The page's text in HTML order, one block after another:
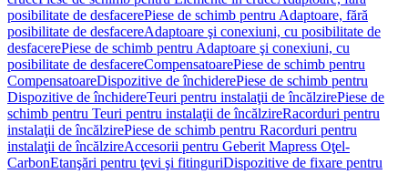
posibilitate de desfacerePiese de schimb pentru Adaptoare, fără
posibilitate de desfacereAdaptoare şi conexiuni, cu posibilitate de
desfacerePiese de schimb pentru Adaptoare şi conexiuni, cu
posibilitate de desfacereCompensatoarePiese de schimb pentru
CompensatoareDispozitive de închiderePiese de schimb pentru
Dispozitive de închidereTeuri pentru instalaţii de încălzirePiese de
schimb pentru Teuri pentru instalaţii de încălzireRacorduri pentru
instalaţii de încălzirePiese de schimb pentru Racorduri pentru
instalaţii de încălzireAccesorii pentru Geberit Mapress Oţel-
CarbonEtanşări pentru ţevi şi fitinguriDispozitive de fixare pentru